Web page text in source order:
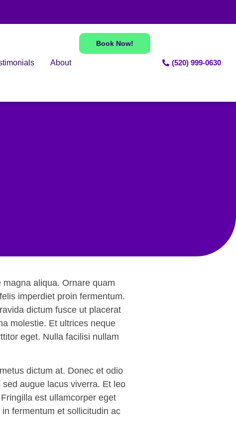
About
Book Now!
(520) 999-0630
aliqua. Ornare quam
imperdiet proin fermentum.
dictum fusce ut placerat
molestie. Et ultrices neque
eget. Nulla facilisi nullam
dictum at. Donec et odio
augue lacus viverra. Et leo
est ullamcorper eget
fermentum et sollicitudin ac